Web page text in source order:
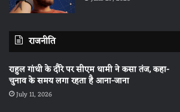
राजनीति
राहुल गांधी के दौरे पर सीएम धामी ने कसा तंज, कहा-
चुनाव के समय लगा रहता है आना-जाना
July 11, 2026